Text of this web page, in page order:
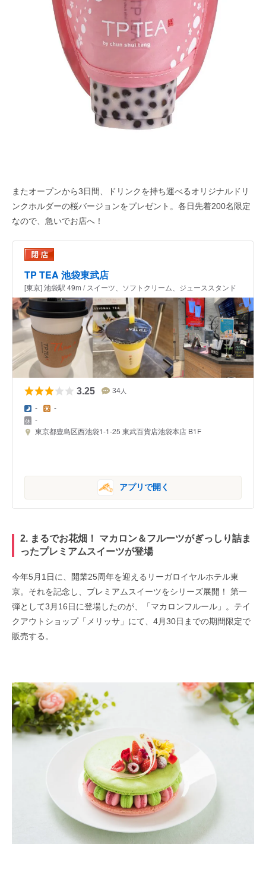
またオープンから3日間、ドリンクを持ち運べるオリジナルドリ
ンクホルダーの桜バージョンをプレゼント。各日先着200名限定
なので、急いでお店へ！
TP TEA 池袋東武店
[東京] 池袋駅 49m / スイーツ、ソフトクリーム、ジューススタンド
3.25 34 人
- -
-
東京都豊島区西池袋1-1-25 東武百貨店池袋本店 B1F
アプリで開く
2. まるでお花畑！ マカロン＆フルーツがぎっしり詰ま
ったプレミアムスイーツが登場
今年5月1日に、開業25周年を迎えるリーガロイヤルホテル東
京。それを記念し、プレミアムスイーツをシリーズ展開！ 第一
弾として3月16日に登場したのが、「マカロンフルール」。テイ
クアウトショップ「メリッサ」にて、4月30日までの期間限定で
販売する。